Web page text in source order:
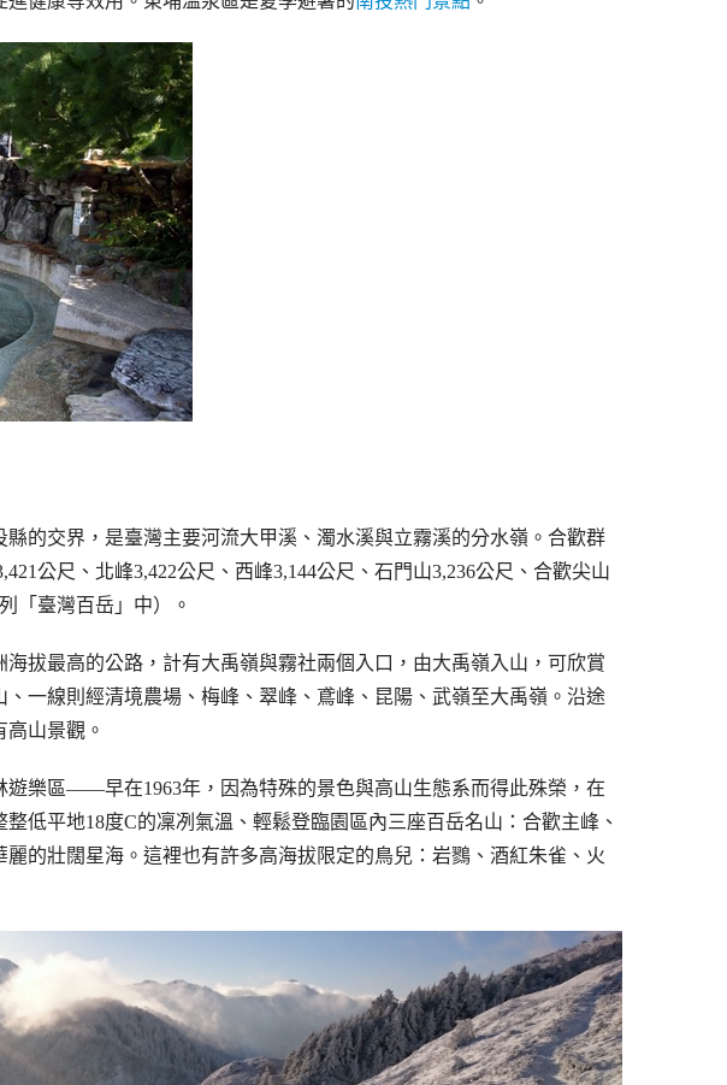
的交界，是臺灣主要河流大甲溪、濁水溪與立霧溪的分水嶺。合歡群
公尺、北峰3,422公尺、西峰3,144公尺、石門山3,236公尺、合歡尖山
「臺灣百岳」中）。
拔最高的公路，計有大禹嶺與霧社兩個入口，由大禹嶺入山，可欣賞
一線則經清境農場、梅峰、翠峰、鳶峰、昆陽、武嶺至大禹嶺。沿途
山景觀。
遊樂區——早在1963年，因為特殊的景色與高山生態系而得此殊榮，在
低平地18度C的凜冽氣溫、輕鬆登臨園區內三座百岳名山：合歡主峰、
的壯闊星海。這裡也有許多高海拔限定的鳥兒：岩鷚、酒紅朱雀、火